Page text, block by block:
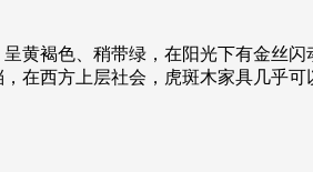
黄褐色、稍带绿，在阳光下有金丝
在西方上层社会，虎斑木家具几乎